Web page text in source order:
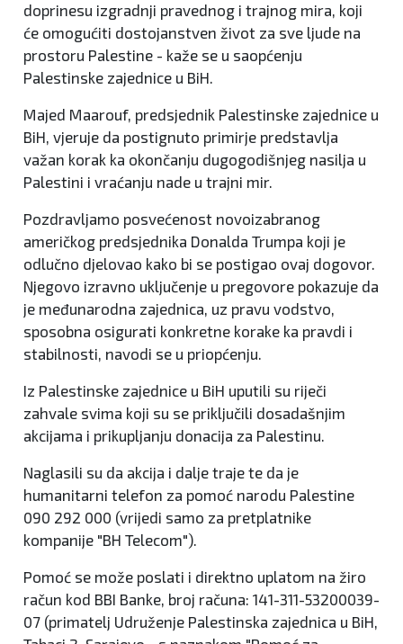
doprinesu izgradnji pravednog i trajnog mira, koji
će omogućiti dostojanstven život za sve ljude na
prostoru Palestine - kaže se u saopćenju
Palestinske zajednice u BiH.
Majed Maarouf, predsjednik Palestinske zajednice u
BiH, vjeruje da postignuto primirje predstavlja
važan korak ka okončanju dugogodišnjeg nasilja u
Palestini i vraćanju nade u trajni mir.
Pozdravljamo posvećenost novoizabranog
američkog predsjednika Donalda Trumpa koji je
odlučno djelovao kako bi se postigao ovaj dogovor.
Njegovo izravno uključenje u pregovore pokazuje da
je međunarodna zajednica, uz pravu vodstvo,
sposobna osigurati konkretne korake ka pravdi i
stabilnosti, navodi se u priopćenju.
Iz Palestinske zajednice u BiH uputili su riječi
zahvale svima koji su se priključili dosadašnjim
akcijama i prikupljanju donacija za Palestinu.
Naglasili su da akcija i dalje traje te da je
humanitarni telefon za pomoć narodu Palestine
090 292 000 (vrijedi samo za pretplatnike
kompanije "BH Telecom").
Pomoć se može poslati i direktno uplatom na žiro
račun kod BBI Banke, broj računa: 141-311-53200039-
07 (primatelj Udruženje Palestinska zajednica u BiH,